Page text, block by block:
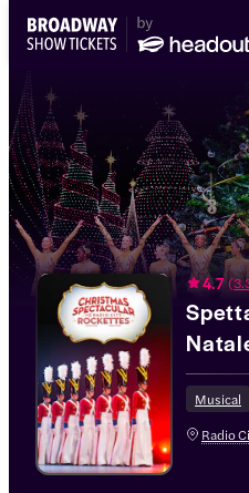
4.7 (
City
Musical
Radio